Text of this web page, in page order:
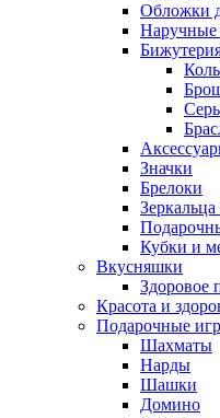
Обложки
Наручные
Значки
Брелоки
Кубки и
Вкусняшки
Здоровое
Красота и
Подарочные
Шахматы
Нарды
Шашки
Домино